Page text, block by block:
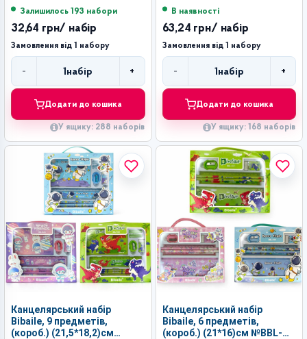
Залишилось 193 набори
32,64 грн/ набір
Замовлення від 1 набору
-
Кількість
1 набір +
Додати до кошика
У ящику: 288 наборів
В наявності
63,24 грн/ набір
Замовлення від 1 набору
-
Кількість
1 набір +
Додати до кошика
У ящику: 168 наборів
Канцелярський набір
Bibaile, 9 предметів,
(короб.) (21,5*18,2)см
Канцелярський набір
Bibaile, 6 предметів,
(короб.) (21*16)см №BBL-